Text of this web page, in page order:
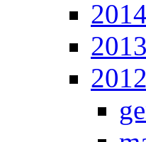
2014
2013
2012